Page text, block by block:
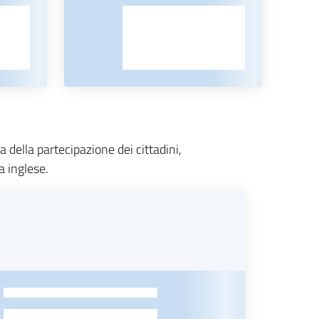
della partecipazione dei cittadini,
inglese.